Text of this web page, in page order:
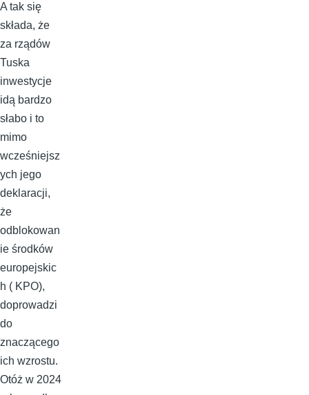
A tak się
składa, że
za rządów
Tuska
inwestycje
idą bardzo
słabo i to
mimo
wcześniejsz
ych jego
deklaracji,
że
odblokowan
ie środków
europejskic
h ( KPO),
doprowadzi
do
znaczącego
ich wzrostu.
Otóż w 2024